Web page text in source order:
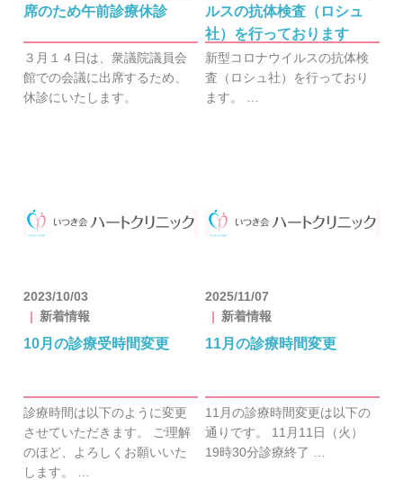
席のため午前診療休診
３月１４日は、衆議院議員会
館での会議に出席するため、
休診にいたします。
ルスの抗体検査（ロシュ
社）を行っております
新型コロナウイルスの抗体検
査（ロシュ社）を行っており
ます。 …
2023/10/03
新着情報
10月の診療受時間変更
診療時間は以下のように変更
させていただきます。 ご理解
のほど、よろしくお願いいた
します。 …
2025/11/07
新着情報
11月の診療時間変更
11月の診療時間変更は以下の
通りです。 11月11日（火）
19時30分診療終了 …